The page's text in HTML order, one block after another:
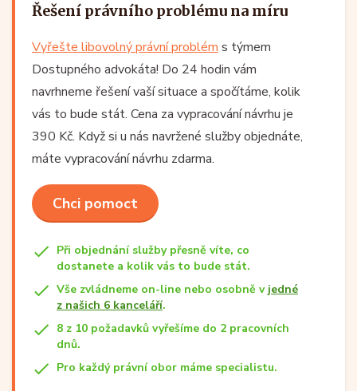
Řešení právního problému na míru
Vyřešte libovolný právní problém s týmem
Dostupného advokáta! Do 24 hodin vám
navrhneme řešení vaší situace a spočítáme, kolik
vás to bude stát. Cena za vypracování návrhu je
390 Kč. Když si u nás navržené služby objednáte,
máte vypracování návrhu zdarma.
Chci pomoct
Při objednání služby přesně víte, co
dostanete a kolik vás to bude stát.
Vše zvládneme on-line nebo osobně v jedné
z našich 6 kanceláří.
8 z 10 požadavků vyřešíme do 2 pracovních
dnů.
Pro každý právní obor máme specialistu.